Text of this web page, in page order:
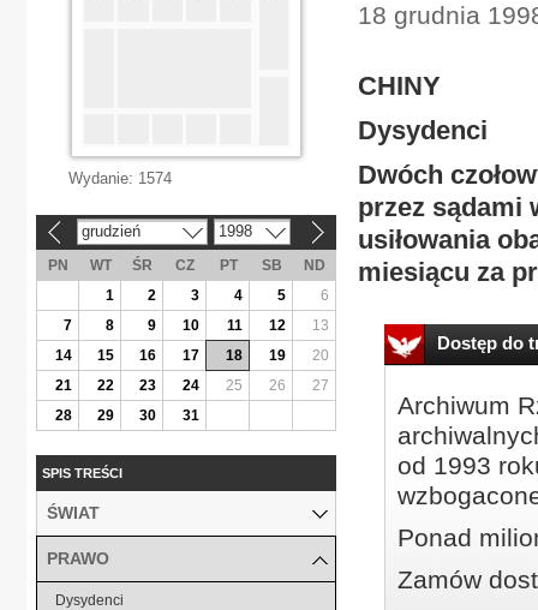
18 grudnia
CHINY
Dysydenci
Dwóch
przez sądami
usiłowania
miesiącu za
Dostęp do
Archiwum
od 1993
Ponad
Zamów
Wydanie: 1574
grudzień 1998
PN WT ŚR CZ PT SB
ND
1
2 3 4 5
6
7
8 9 10 11 12
13
14
15 16 17 18 19
20
21
22 23 24 25 26
27
28
29 30 31
SPIS TREŚCI
ŚWIAT
PRAWO
Dysydenci